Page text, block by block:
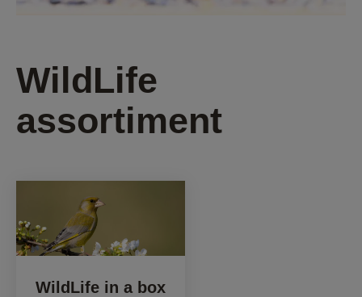
WildLife
assortiment
WildLife in a box